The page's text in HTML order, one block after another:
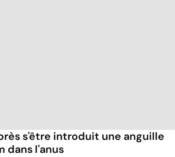
s'être introduit une anguille
dans l'anus